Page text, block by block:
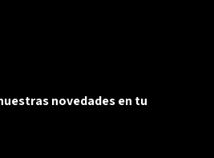
novedades en tu